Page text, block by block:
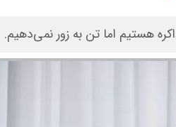
هستیم اما تن به زور نمی‌دهیم.